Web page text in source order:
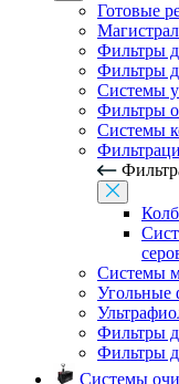
Готовые
Фильтры
Фильтры
Системы
Фильтры
Системы
Системы
Угольные
Фильтры
Фильтры
Системы